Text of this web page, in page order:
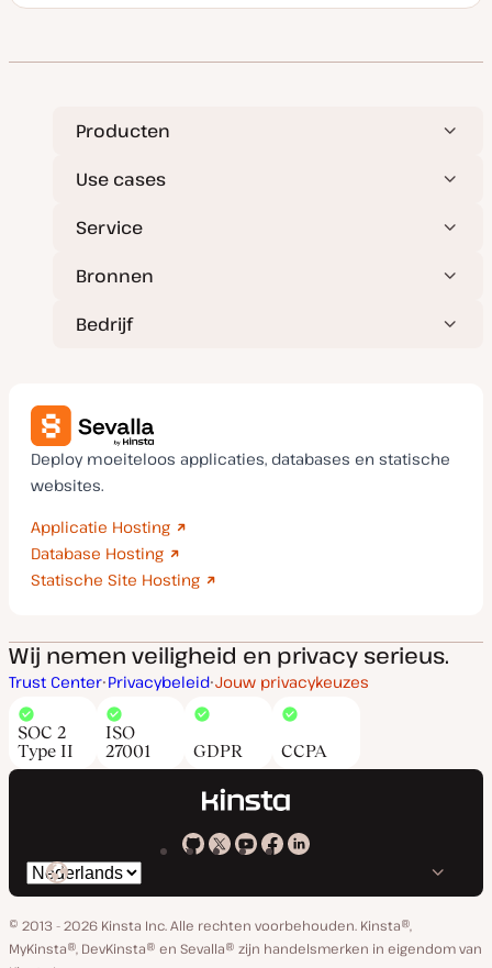
a
p
d
e
Producten
Use cases
Service
Bronnen
Bedrijf
Deploy moeiteloos applicaties, databases en statische
websites.
Applicatie Hosting
Database Hosting
Statische Site Hosting
Wij nemen veiligheid en privacy serieus.
Trust Center Privacybeleid Jouw privacykeuzes
SOC 2
Type II
ISO
27001
GDPR CCPA
Kinsta
GitHub
Kinsta
X
Kinsta
YouTube
Kinsta
Facebook
Kinsta
Linkedin
Selecteer
taal
© 2013 - 2026 Kinsta Inc. Alle rechten voorbehouden. Kinsta®,
MyKinsta®, DevKinsta® en Sevalla® zijn handelsmerken in eigendom van